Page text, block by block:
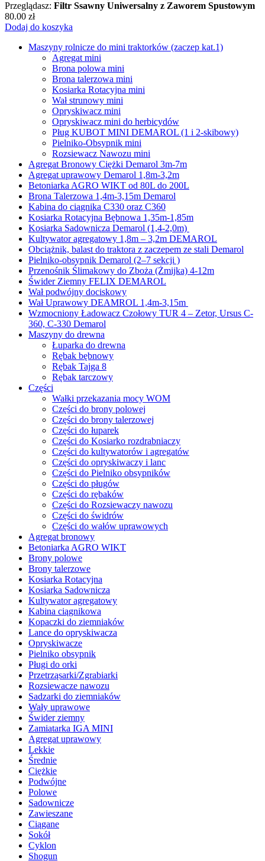
Przeglądasz: Filtr Ssawny Uniwersalny z Zaworem Spustowym
80.00 zł
Dodaj do koszyka
Maszyny rolnicze do mini traktorków (zaczep kat.1)
Agregat mini
Brona polowa mini
Brona talerzowa mini
Kosiarka Rotacyjna mini
Wał strunowy mini
Opryskiwacz mini
Opryskiwacz mini do herbicydów
Pług KUBOT MINI DEMAROL (1 i 2-skibowy)
Pielniko-Obsypnik mini
Rozsiewacz Nawozu mini
Agregat Bronowy Ciężki Demarol 3m-7m
Agregat uprawowy Demarol 1,8m-3,2m
Betoniarka AGRO WIKT od 80L do 200L
Brona Talerzowa 1,4m-3,15m Demarol
Kabina do ciągnika C330 oraz C360
Kosiarka Rotacyjna Bębnowa 1,35m-1,85m
Kosiarka Sadownicza Demarol (1,4-2,0m)
Kultywator agregatowy 1,8m – 3,2m DEMAROL
Obciążnik, balast do traktora z zaczepem ze stali Demarol
Pielniko-obsypnik Demarol (2–7 sekcji )
Przenośnik Ślimakowy do Zboża (Żmijka) 4-12m
Świder Ziemny FELIX DEMAROL
Wał podwójny dociskowy
Wał Uprawowy DEAMROL 1,4m-3,15m
Wzmocniony Ładowacz Czołowy TUR 4 – Zetor, Ursus C-
360, C-330 Demarol
Maszyny do drewna
Łuparka do drewna
Rębak bębnowy
Rębak Tajga 8
Rębak tarczowy
Części
Wałki przekazania mocy WOM
Części do brony polowej
Części do brony talerzowej
Części do łuparek
Części do Kosiarko rozdrabniaczy
Części do kultywatorów i agregatów
Części do opryskiwaczy i lanc
Części do Pielniko obsypników
Części do pługów
Części do rębaków
Części do Rozsiewaczy nawozu
Części do świdrów
Części do wałów uprawowych
Agregat bronowy
Betoniarka AGRO WIKT
Brony polowe
Brony talerzowe
Kosiarka Rotacyjna
Kosiarka Sadownicza
Kultywator agregatowy
Kabina ciągnikowa
Kopaczki do ziemniaków
Lance do opryskiwacza
Opryskiwacze
Pielniko obsypnik
Pługi do orki
Przetrząsarki/Zgrabiarki
Rozsiewacze nawozu
Sadzarki do ziemniaków
Wały uprawowe
Świder ziemny
Zamiatarka IGA MINI
Agregat uprawowy
Lekkie
Średnie
Ciężkie
Podwójne
Polowe
Sadownicze
Zawieszane
Ciągane
Sokół
Cyklon
Shogun